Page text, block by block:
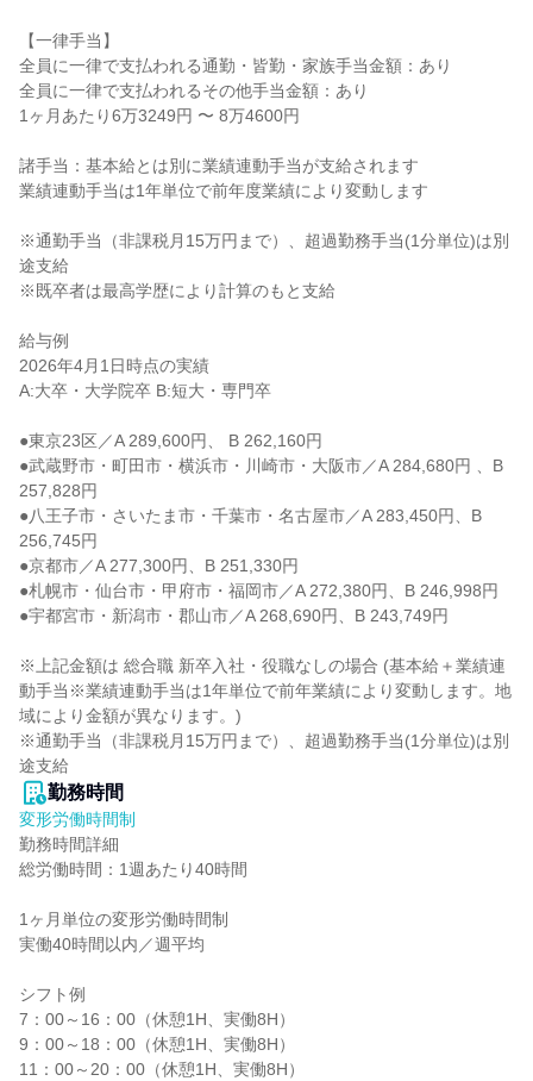
【一律手当】
全員に一律で支払われる通勤・皆勤・家族手当金額：あり
全員に一律で支払われるその他手当金額：あり
1ヶ月あたり6万3249円 〜 8万4600円
諸手当：基本給とは別に業績連動手当が支給されます
業績連動手当は1年単位で前年度業績により変動します
※通勤手当（非課税月15万円まで）、超過勤務手当(1分単位)は別
途支給
※既卒者は最高学歴により計算のもと支給
給与例
2026年4月1日時点の実績
A:大卒・大学院卒 B:短大・専門卒
●東京23区／A 289,600円、 B 262,160円
●武蔵野市・町田市・横浜市・川崎市・大阪市／A 284,680円 、B
257,828円
●八王子市・さいたま市・千葉市・名古屋市／A 283,450円、B
256,745円
●京都市／A 277,300円、B 251,330円
●札幌市・仙台市・甲府市・福岡市／A 272,380円、B 246,998円
●宇都宮市・新潟市・郡山市／A 268,690円、B 243,749円
※上記金額は 総合職 新卒入社・役職なしの場合 (基本給＋業績連
動手当※業績連動手当は1年単位で前年業績により変動します。地
域により金額が異なります。)
※通勤手当（非課税月15万円まで）、超過勤務手当(1分単位)は別
途支給
勤務時間
変形労働時間制
勤務時間詳細
総労働時間：1週あたり40時間
1ヶ月単位の変形労働時間制
実働40時間以内／週平均
シフト例
7：00～16：00（休憩1H、実働8H）
9：00～18：00（休憩1H、実働8H）
11：00～20：00（休憩1H、実働8H）